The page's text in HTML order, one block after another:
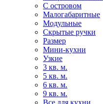
С островом
Малогабаритные
Модульные
Скрытые ручки
Размер
Мини-кухни
Узкие
3 кв. м.
5 кв. м.
6 кв. м.
9 кв. м.
Все для кухни